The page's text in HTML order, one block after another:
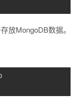
放MongoDB数据。